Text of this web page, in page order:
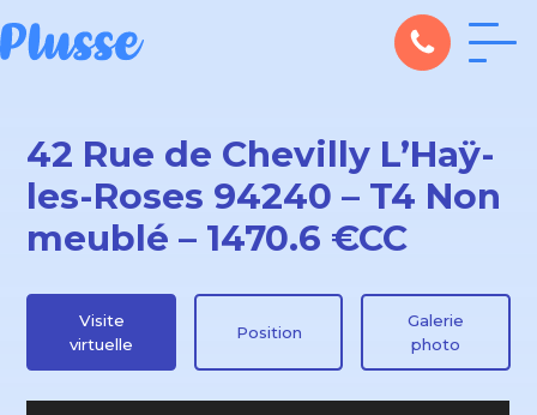
42 Rue de Chevilly L’Haÿ-
les-Roses 94240 – T4 Non
meublé – 1470.6 €CC
Visite
virtuelle
Position
Galerie
photo